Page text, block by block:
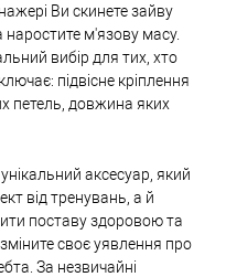
Ви скинете зайву
м'язову масу.
вибір для тих, хто
підвісне кріплення
петель, довжина яких
аксесуар, який
від тренувань, а й
поставу здоровою та
своє уявлення про
За незвичайні